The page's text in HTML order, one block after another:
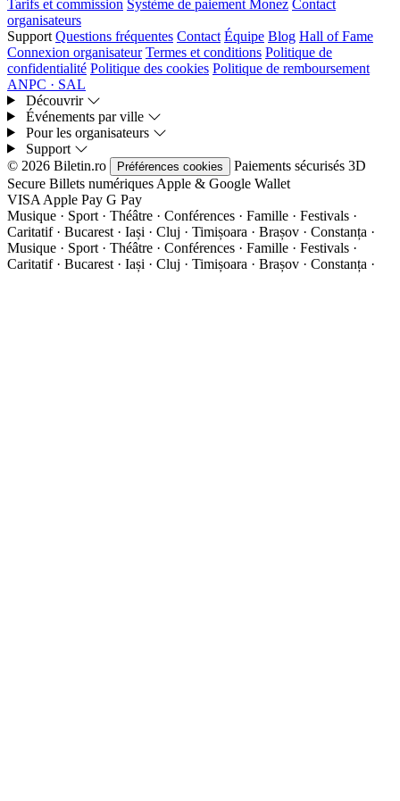
Tarifs et commission Système de paiement Monez Contact
organisateurs
Support Questions fréquentes Contact Équipe Blog Hall of Fame
Connexion organisateur Termes et conditions Politique de
confidentialité Politique des cookies Politique de remboursement
ANPC · SAL
Découvrir
Événements par ville
Pour les organisateurs
Support
© 2026 Biletin.ro
Préférences cookies Paiements sécurisés 3D
Secure Billets numériques Apple & Google Wallet
VISA Apple Pay G Pay
Musique · Sport · Théâtre · Conférences · Famille · Festivals ·
Caritatif · Bucarest · Iași · Cluj · Timișoara · Brașov · Constanța ·
Musique · Sport · Théâtre · Conférences · Famille · Festivals ·
Caritatif · Bucarest · Iași · Cluj · Timișoara · Brașov · Constanța ·